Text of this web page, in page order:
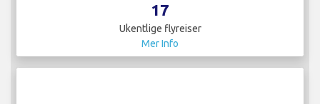
17
Ukentlige flyreiser
Mer Info